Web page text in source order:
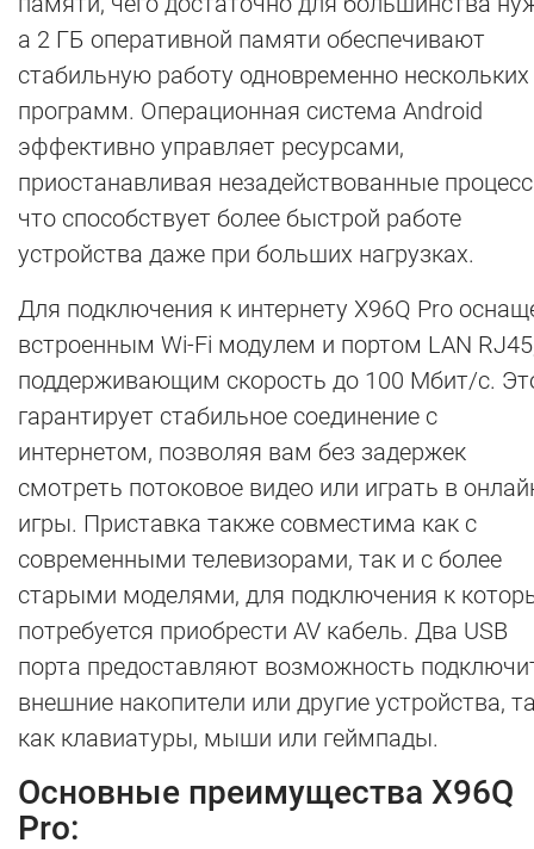
а 2 ГБ оперативной памяти обеспечивают
стабильную работу одновременно нескольких
программ. Операционная система Android
эффективно управляет ресурсами,
приостанавливая незадействованные
что способствует более быстрой работе
устройства даже при больших нагрузках.
Для подключения к интернету X96Q Pro
встроенным Wi-Fi модулем и портом LAN
поддерживающим скорость до 100 Мбит/с.
гарантирует стабильное соединение с
интернетом, позволяя вам без задержек
смотреть потоковое видео или играть в
игры. Приставка также совместима как с
современными телевизорами, так и с более
старыми моделями, для подключения к
потребуется приобрести AV кабель. Два USB
порта предоставляют возможность
внешние накопители или другие устройства,
как клавиатуры, мыши или геймпады.
Основные преимущества X96Q
Pro: